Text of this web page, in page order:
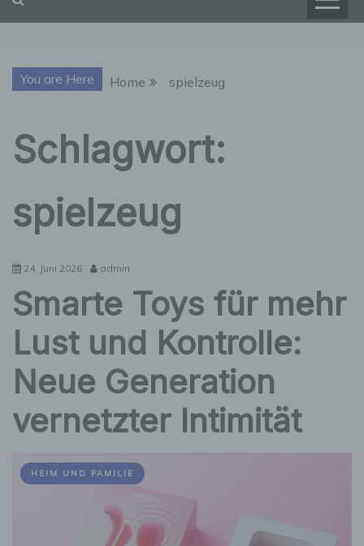
You are Here Home spielzeug
Schlagwort:
spielzeug
24. Juni 2026 admin
Smarte Toys für mehr
Lust und Kontrolle:
Neue Generation
vernetzter Intimität
HEIM UND FAMILIE